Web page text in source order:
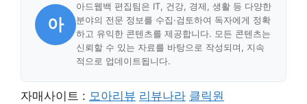
아
아드웹백 편집팀은 IT, 건강, 경제, 생활 등 다양한
분야의 전문 정보를 수집·검토하여 독자에게 정확
하고 유익한 콘텐츠를 제공합니다. 모든 콘텐츠는
신뢰할 수 있는 자료를 바탕으로 작성되며, 지속
적으로 업데이트됩니다.
자매사이트 : 모아리뷰 리뷰나라 클릭원